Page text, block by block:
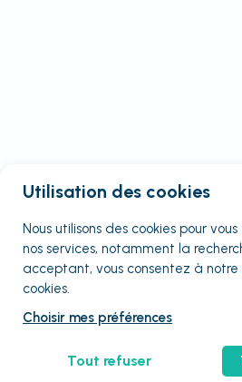
Utilisation des cookies
Nous utilisons des cookies pour
nos services, notamment la
acceptant, vous consentez à
cookies.
Choisir mes préférences
Tout refuser